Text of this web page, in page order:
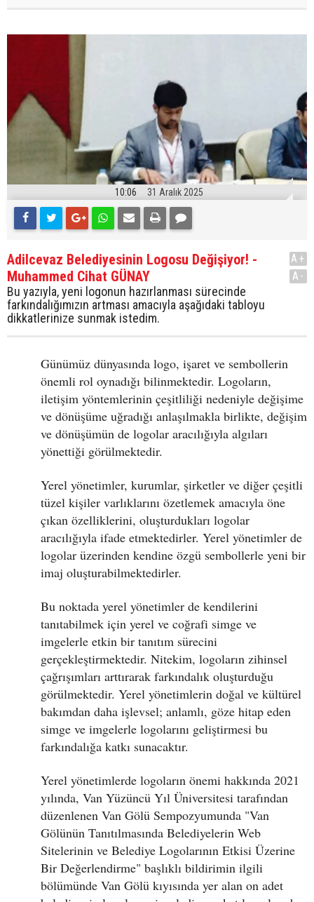
10:06 31 Aralık 2025
Adilcevaz Belediyesinin Logosu Değişiyor! -
Muhammed Cihat GÜNAY
Bu yazıyla, yeni logonun hazırlanması sürecinde
farkındalığımızın artması amacıyla aşağıdaki tabloyu
dikkatlerinize sunmak istedim.
A+
A-
Günümüz dünyasında logo, işaret ve sembollerin
önemli rol oynadığı bilinmektedir. Logoların,
iletişim yöntemlerinin çeşitliliği nedeniyle değişime
ve dönüşüme uğradığı anlaşılmakla birlikte, değişim
ve dönüşümün de logolar aracılığıyla algıları
yönettiği görülmektedir.
Yerel yönetimler, kurumlar, şirketler ve diğer çeşitli
tüzel kişiler varlıklarını özetlemek amacıyla öne
çıkan özelliklerini, oluşturdukları logolar
aracılığıyla ifade etmektedirler. Yerel yönetimler de
logolar üzerinden kendine özgü sembollerle yeni bir
imaj oluşturabilmektedirler.
Bu noktada yerel yönetimler de kendilerini
tanıtabilmek için yerel ve coğrafi simge ve
imgelerle etkin bir tanıtım sürecini
gerçekleştirmektedir. Nitekim, logoların zihinsel
çağrışımları arttırarak farkındalık oluşturduğu
görülmektedir. Yerel yönetimlerin doğal ve kültürel
bakımdan daha işlevsel; anlamlı, göze hitap eden
simge ve imgelerle logolarını geliştirmesi bu
farkındalığa katkı sunacaktır.
Yerel yönetimlerde logoların önemi hakkında 2021
yılında, Van Yüzüncü Yıl Üniversitesi tarafından
düzenlenen Van Gölü Sempozyumunda "Van
Gölünün Tanıtılmasında Belediyelerin Web
Sitelerinin ve Belediye Logolarının Etkisi Üzerine
Bir Değerlendirme" başlıklı bildirimin ilgili
bölümünde Van Gölü kıyısında yer alan on adet